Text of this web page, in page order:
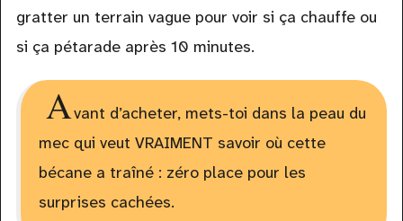
gratter un terrain vague pour voir si ça chauffe ou
si ça pétarade après 10 minutes.
Avant d’acheter, mets-toi dans la peau du
mec qui veut VRAIMENT savoir où cette
bécane a traîné : zéro place pour les
surprises cachées.